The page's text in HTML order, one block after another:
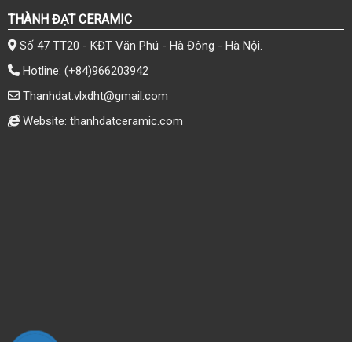
THÀNH ĐẠT CERAMIC
Số 47 TT20 - KĐT Văn Phú - Hà Đông - Hà Nội.
Hotline: (+84)966203942
Thanhdat.vlxdht@gmail.com
Website: thanhdatceramic.com